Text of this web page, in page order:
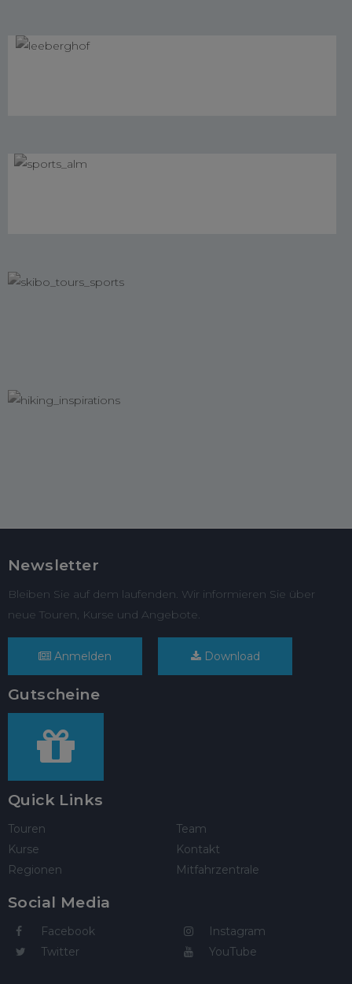
Newsletter
Bleiben Sie auf dem laufenden. Wir informieren Sie über
neue Touren, Kurse und Angebote.
Anmelden Download
Gutscheine
Quick Links
Touren
Kurse
Regionen
Team
Kontakt
Mitfahrzentrale
Social Media
Facebook
Twitter
Instagram
YouTube